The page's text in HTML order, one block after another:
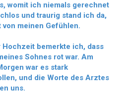
womit ich niemals gerechnet
und traurig stand ich da,
von meinen Gefühlen.
Hochzeit bemerkte ich, dass
Sohnes rot war. Am
war es stark
und die Worte des Arztes
uns.